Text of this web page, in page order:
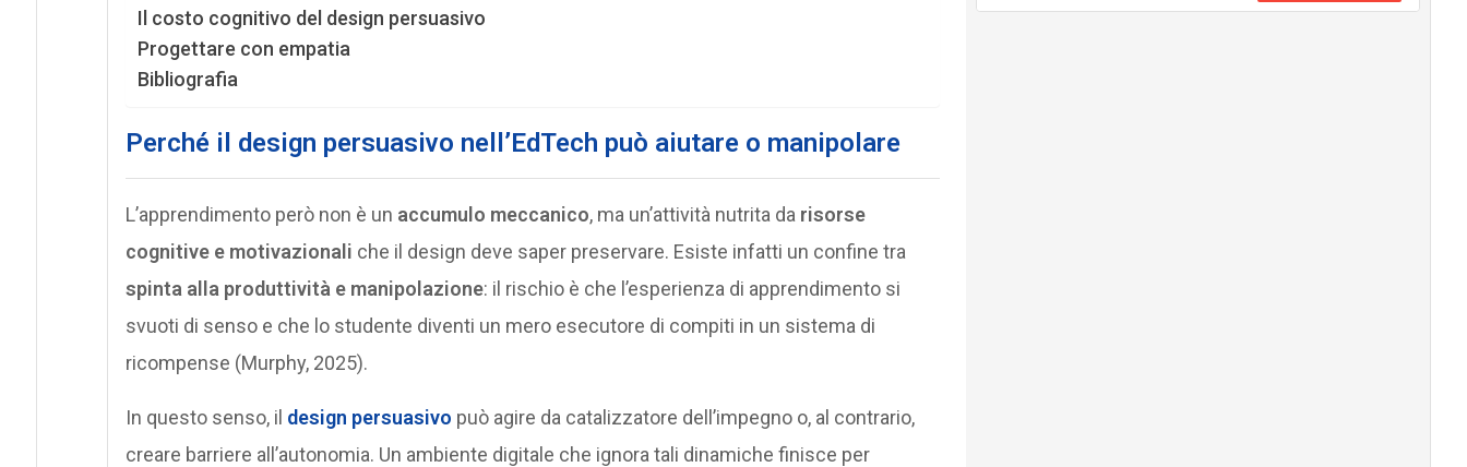
Il costo cognitivo del design persuasivo
Progettare con empatia
Bibliografia
Perché il design persuasivo nell’EdTech può aiutare o manipolare
L’apprendimento però non è un accumulo meccanico, ma un’attività nutrita da risorse
cognitive e motivazionali che il design deve saper preservare. Esiste infatti un confine tra
spinta alla produttività e manipolazione: il rischio è che l’esperienza di apprendimento si
svuoti di senso e che lo studente diventi un mero esecutore di compiti in un sistema di
ricompense (Murphy, 2025).
In questo senso, il design persuasivo può agire da catalizzatore dell’impegno o, al contrario,
creare barriere all’autonomia. Un ambiente digitale che ignora tali dinamiche finisce per